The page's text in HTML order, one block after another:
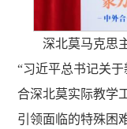
深北莫马克思
“习近平总书记关
合深北莫实际教学
引领面临的特殊困